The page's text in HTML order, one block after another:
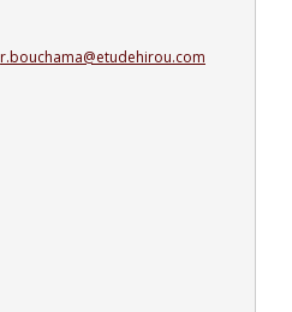
r.bouchama@etudehirou.com